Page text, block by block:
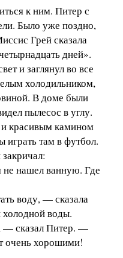
к ним. Питер с
Было уже поздно,
Грей сказала
дней».
и заглянул во все
холодильником,
В доме были
пылесос в углу.
красивым камином
играть там в футбол.
нашел ванную. Где
воду, — сказала
воды.
сказал Питер. —
очень хорошими!